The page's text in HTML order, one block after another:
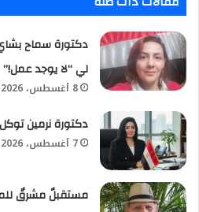
دكتورة سماح
لي “لا يوجد عمل!”
8 أغسطس، 2026
​دكتورة نرمين
7 أغسطس، 2026
مستقبلٌ مشرقٌ